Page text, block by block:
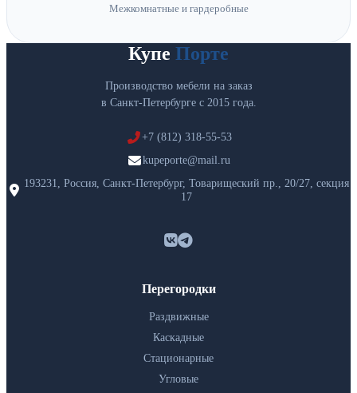
Межкомнатные и гардеробные
Купе Порте
Производство мебели на заказ
в Санкт-Петербурге с 2015 года.
+7 (812) 318-55-53
kupeporte@mail.ru
193231, Россия, Санкт-Петербург, Товарищеский пр., 20/27, секция
17
Перегородки
Раздвижные
Каскадные
Стационарные
Угловые